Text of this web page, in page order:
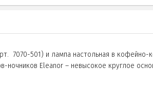
7070-501) и лампа настольная в кофейно-
Eleanor – невысокое круглое